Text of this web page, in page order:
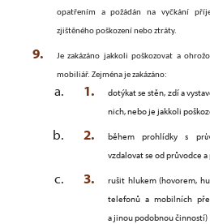
opatřením a požádán na vyčkání
zjištěného poškození nebo ztráty.
Je zakázáno jakkoli poškozovat a
mobiliář. Zejména je zakázáno:
dotýkat se stěn, zdí a
nich, nebo je jakkoli
během prohlídky s
vzdalovat se od průvodce
rušit hlukem (hovorem,
telefonů a mobilních
a jinou podobnou